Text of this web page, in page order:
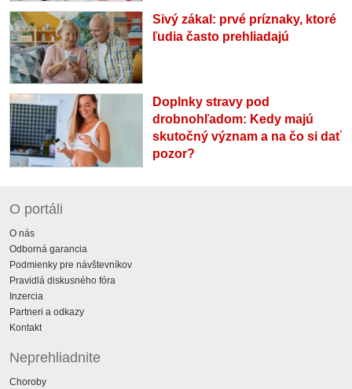
Sivý zákal: prvé príznaky, ktoré
ľudia často prehliadajú
Doplnky stravy pod
drobnohľadom: Kedy majú
skutočný význam a na čo si dať
pozor?
O portáli
O nás
Odborná garancia
Podmienky pre návštevníkov
Pravidlá diskusného fóra
Inzercia
Partneri a odkazy
Kontakt
Neprehliadnite
Choroby